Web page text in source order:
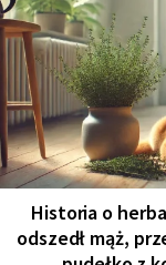
Historia o
odszedł mąż,